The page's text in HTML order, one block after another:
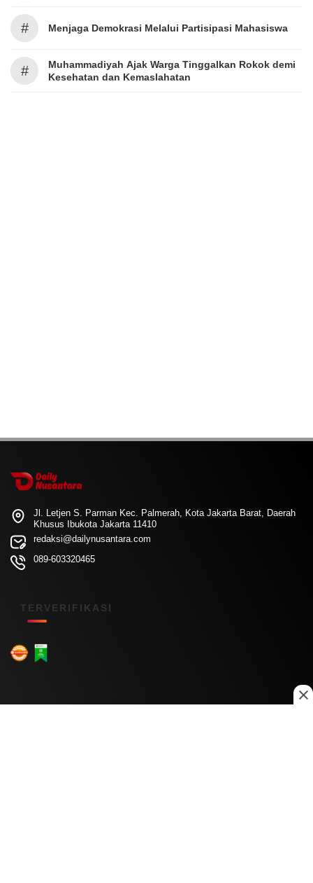
# Menjaga Demokrasi Melalui Partisipasi Mahasiswa
#
Muhammadiyah Ajak Warga Tinggalkan Rokok demi
Kesehatan dan Kemaslahatan
Jl. Letjen S. Parman Kec. Palmerah, Kota Jakarta Barat, Daerah
Khusus Ibukota Jakarta 11410
redaksi@dailynusantara.com
089-603320465
TERVERIFIKASI